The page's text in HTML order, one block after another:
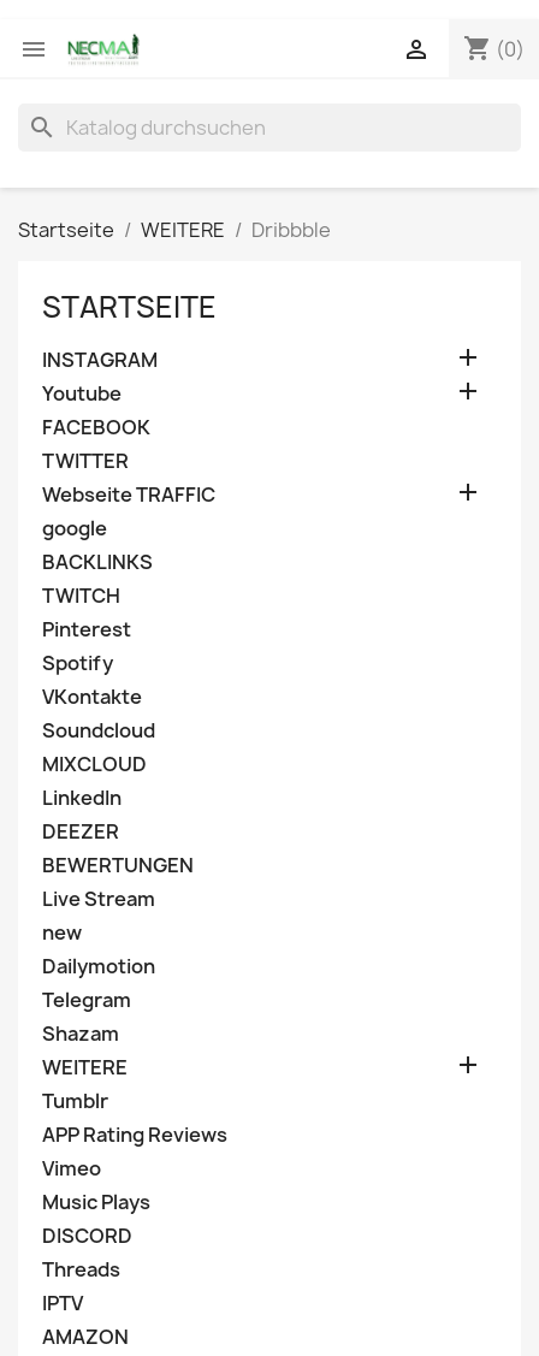
 shopping_cart (0)

search
Startseite WEITERE Dribbble
STARTSEITE
INSTAGRAM 
Youtube 
FACEBOOK
TWITTER
Webseite TRAFFIC

google
BACKLINKS
TWITCH
Pinterest
Spotify
VKontakte
Soundcloud
MIXCLOUD
LinkedIn
DEEZER
BEWERTUNGEN
Live Stream
new
Dailymotion
Telegram
Shazam
WEITERE

Tumblr
APP Rating Reviews
Vimeo
Music Plays
DISCORD
Threads
IPTV
AMAZON